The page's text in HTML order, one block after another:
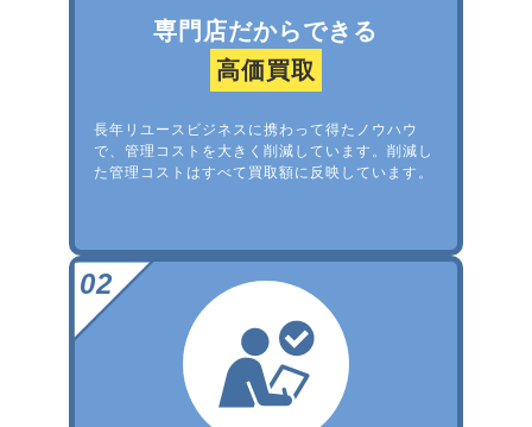
専門店だからできる
高価買取
長年リユースビジネスに携わって得たノウハウ
で、管理コストを大きく削減しています。削減し
た管理コストはすべて買取額に反映しています。